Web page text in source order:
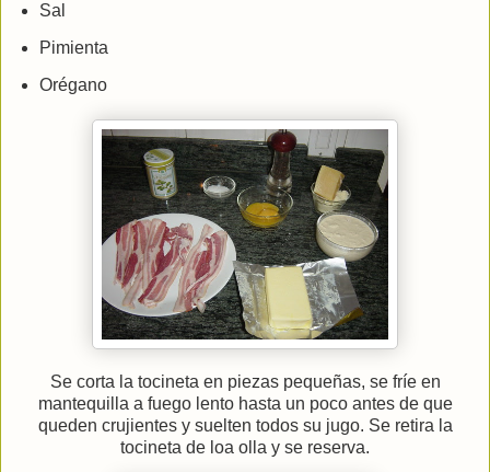
Sal
Pimienta
Orégano
Se corta la tocineta en piezas pequeñas, se fríe en
mantequilla a fuego lento hasta un poco antes de que
queden crujientes y suelten todos su jugo. Se retira la
tocineta de loa olla y se reserva.